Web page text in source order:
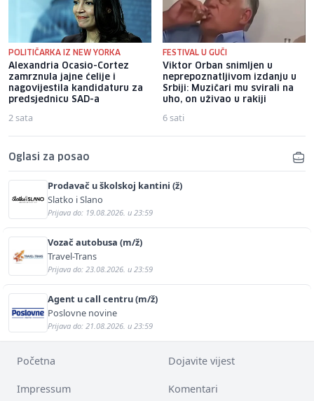
POLITIČARKA IZ NEW YORKA
Alexandria Ocasio-Cortez
zamrznula jajne ćelije i
nagovijestila kandidaturu za
predsjednicu SAD-a
2 sata
FESTIVAL U GUČI
Viktor Orban snimljen u
neprepoznatljivom izdanju u
Srbiji: Muzičari mu svirali na
uho, on uživao u rakiji
6 sati
Oglasi za posao
Prodavač u školskoj kantini (ž)
Slatko i Slano
Prijava do: 19.08.2026. u 23:59
Vozač autobusa (m/ž)
Travel-Trans
Prijava do: 23.08.2026. u 23:59
Agent u call centru (m/ž)
Poslovne novine
Prijava do: 21.08.2026. u 23:59
Početna Dojavite vijest
Impressum Komentari